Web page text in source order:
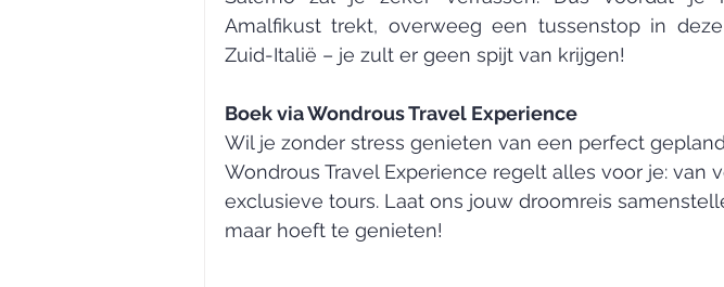
Amalfikust trekt, overweeg een tussenstop in
Zuid-Italië – je zult er geen spijt van krijgen!
Boek via Wondrous Travel Experience
Wil je zonder stress genieten van een perfect
Wondrous Travel Experience regelt alles voor je: van
exclusieve tours. Laat ons jouw droomreis
maar hoeft te genieten!